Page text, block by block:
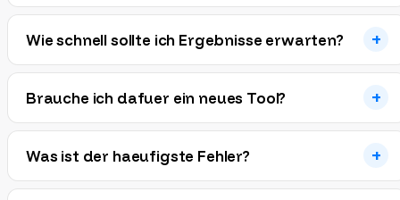
Wie schnell sollte ich Ergebnisse erwarten?
Brauche ich dafuer ein neues Tool?
Was ist der haeufigste Fehler?